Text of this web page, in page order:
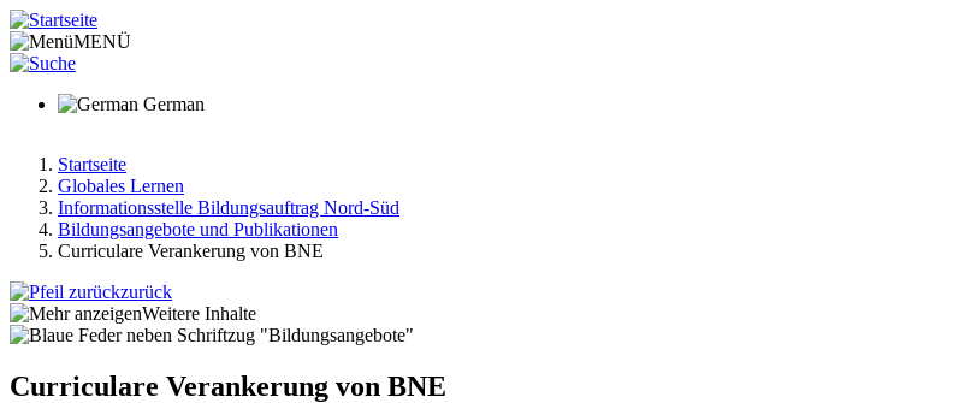
Direkt
zum
Inhalt
MENÜ
German
Pfadnavigation
Startseite
Globales Lernen
Informationsstelle Bildungsauftrag Nord-Süd
Bildungsangebote und Publikationen
Curriculare Verankerung von BNE
zurück
Weitere Inhalte
Curriculare Verankerung von BNE